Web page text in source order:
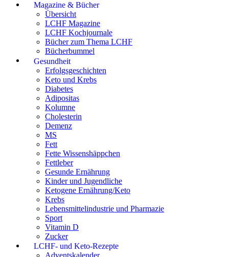
Magazine & Bücher
Übersicht
LCHF Magazine
LCHF Kochjournale
Bücher zum Thema LCHF
Bücherbummel
Gesundheit
Erfolgsgeschichten
Keto und Krebs
Diabetes
Adipositas
Kolumne
Cholesterin
Demenz
MS
Fett
Fette Wissenshäppchen
Fettleber
Gesunde Ernährung
Kinder und Jugendliche
Ketogene Ernährung/Keto
Krebs
Lebensmittelindustrie und Pharmazie
Sport
Vitamin D
Zucker
LCHF- und Keto-Rezepte
Adventskalender